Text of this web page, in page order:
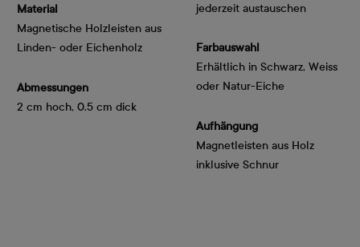
Material
Magnetische Holzleisten aus
Linden- oder Eichenholz
Abmessungen
2 cm hoch, 0.5 cm dick
jederzeit austauschen
Farbauswahl
Erhältlich in Schwarz, Weiss
oder Natur-Eiche
Aufhängung
Magnetleisten aus Holz
inklusive Schnur